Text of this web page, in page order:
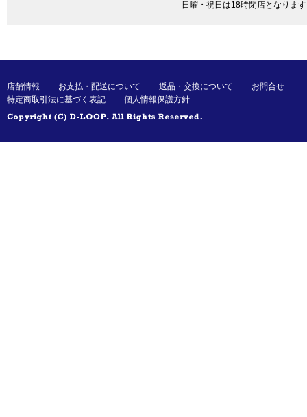
日曜・祝日は18時閉店となりま
店舗情報 お支払・配送について 返品・交換について
お問合せ
特定商取引法に基づく表記
個人情報保護方針